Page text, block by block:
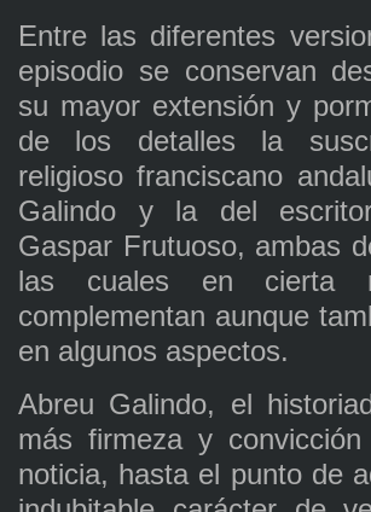
Entre las diferentes
episodio se conservan
su mayor extensión y
de los detalles la
religioso franciscano
Galindo y la del
Gaspar Frutuoso, ambas
las cuales en cierta
complementan aunque
en algunos aspectos.
Abreu Galindo, el
más firmeza y
noticia, hasta el punto de